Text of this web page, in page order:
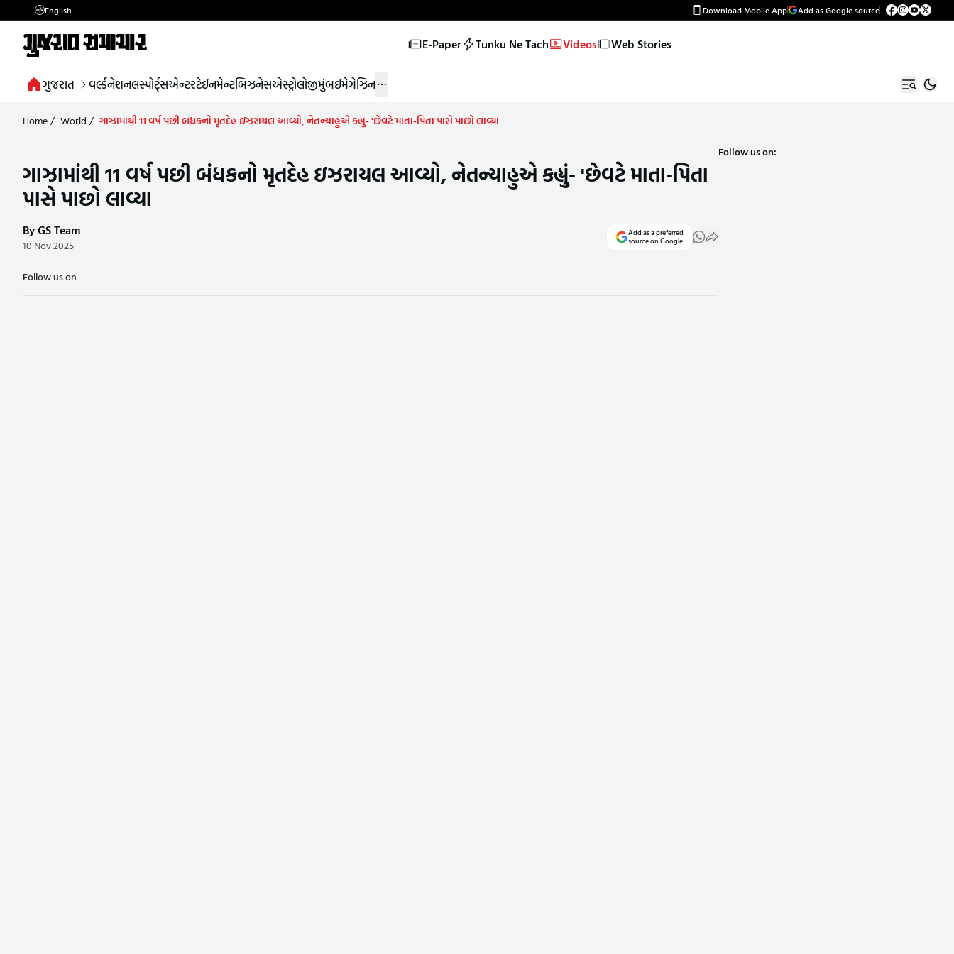
English Download Mobile App Add as Google source
E-Paper Tunku Ne Tach Videos Web Stories
ગુજરાત વર્લ્ડનેશનલસ્પોર્ટ્સએન્ટરટેઈનમેન્ટબિઝનેસએસ્ટ્રોલોજીમુંબઈમેગેઝિન
Home/ World / ગાઝામાંથી 11 વર્ષ પછી બંધકનો મૃતદેહ ઇઝરાયલ આવ્યો, નેતન્યાહુએ કહ્યું- 'છેવટે માતા-પિતા પાસે પાછો લાવ્યા
ગાઝામાંથી 11 વર્ષ પછી બંધકનો મૃતદેહ ઇઝરાયલ આવ્યો, નેતન્યાહુએ કહ્યું- 'છેવટે માતા-પિતા
પાસે પાછો લાવ્યા
By GS Team
10 Nov 2025
Add as a preferred
source on Google
Follow us on
Follow us on: